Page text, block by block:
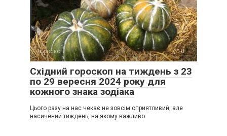
Гороскоп 0
Східний гороскоп на тиждень з 23
по 29 вересня 2024 року для
кожного знака зодіака
Цього разу на нас чекає не зовсім сприятливий, але
насичений тиждень, на якому важливо